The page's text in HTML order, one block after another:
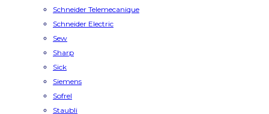
Schneider Telemecanique
Schneider Electric
Sew
Sharp
Sick
Siemens
Sofrel
Staubli